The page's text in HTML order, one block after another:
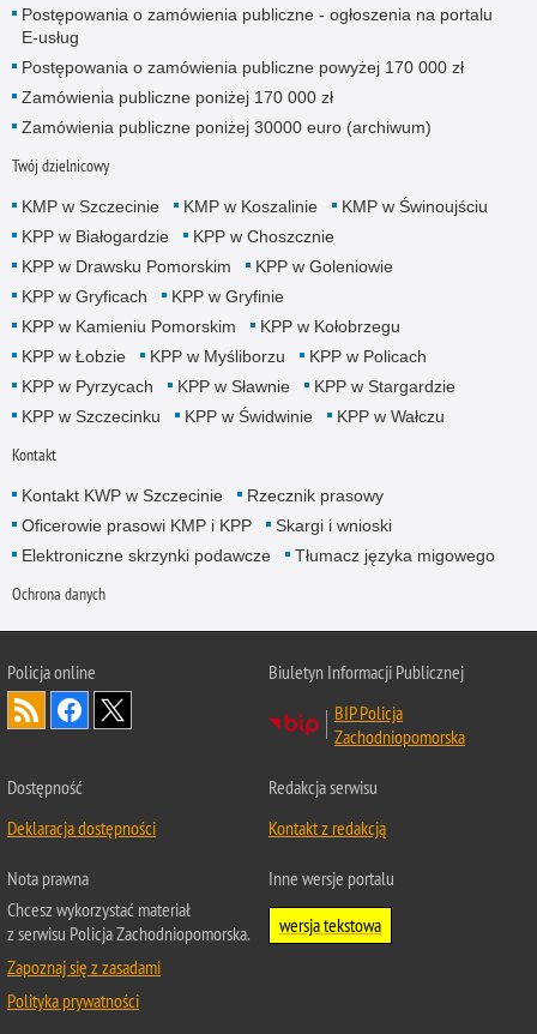
Postępowania o zamówienia publiczne - ogłoszenia na portalu
E-usług
Postępowania o zamówienia publiczne powyżej 170 000 zł
Zamówienia publiczne poniżej 170 000 zł
Zamówienia publiczne poniżej 30000 euro (archiwum)
Twój dzielnicowy
KMP w Szczecinie KMP w Koszalinie
KMP w Świnoujściu
KPP w Białogardzie
KPP w Choszcznie
KPP w Drawsku Pomorskim
KPP w Goleniowie
KPP w Gryficach
KPP w Gryfinie
KPP w Kamieniu Pomorskim
KPP w Kołobrzegu
KPP w Łobzie
KPP w Myśliborzu
KPP w Policach
KPP w Pyrzycach
KPP w Sławnie
KPP w Stargardzie
KPP w Szczecinku
KPP w Świdwinie KPP w Wałczu
Kontakt
Kontakt KWP w Szczecinie
Rzecznik prasowy
Oficerowie prasowi KMP i KPP
Skargi i wnioski
Elektroniczne skrzynki podawcze
Tłumacz języka migowego
Ochrona danych
Policja online
Biuletyn Informacji Publicznej
BIP Policja
Zachodniopomorska
Dostępność
Deklaracja dostępności
Redakcja serwisu
Kontakt z redakcją
Nota prawna
Chcesz wykorzystać materiał
z serwisu Policja Zachodniopomorska.
Zapoznaj się z zasadami
Polityka prywatności
Inne wersje portalu
wersja tekstowa